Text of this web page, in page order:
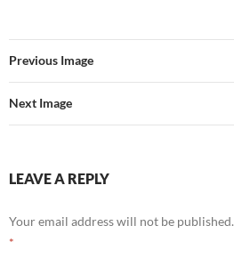
Previous Image
Next Image
LEAVE A REPLY
Your email address will not be published.
*